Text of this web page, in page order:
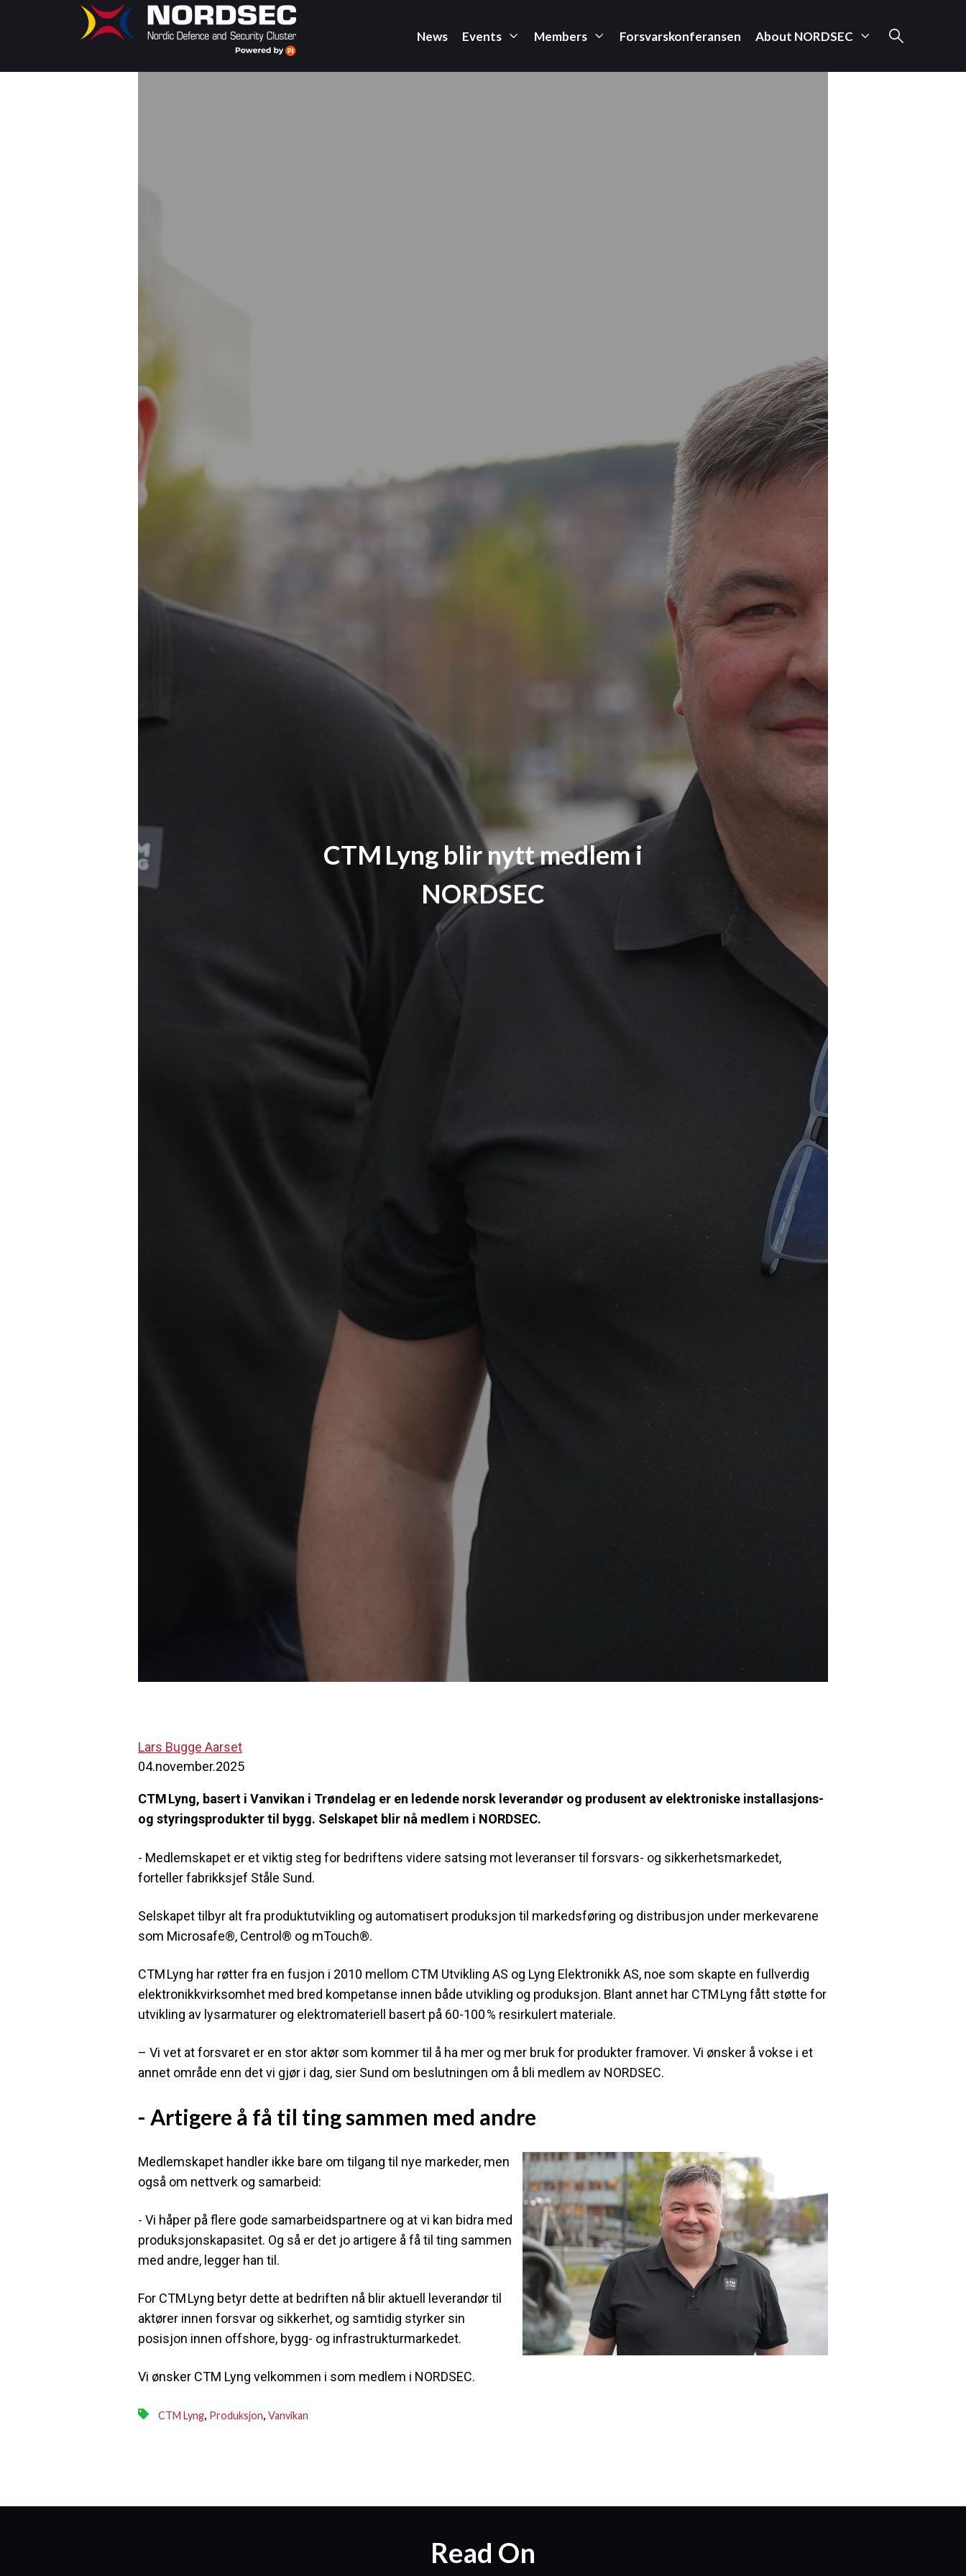
News Events Members Forsvarskonferansen About NORDSEC
CTM Lyng blir nytt medlem i
NORDSEC
Lars Bugge Aarset
04.november.2025
CTM Lyng, basert i Vanvikan i Trøndelag er en ledende norsk leverandør og produsent av elektroniske installasjons‑
og styringsprodukter til bygg. Selskapet blir nå medlem i NORDSEC.
- Medlemskapet er et viktig steg for bedriftens videre satsing mot leveranser til forsvars- og sikkerhetsmarkedet,
fortellerfabrikksjef Ståle Sund.
Selskapet tilbyr alt fra produktutvikling og automatisert produksjon til markedsføring og distribusjon under merkevarene
som Microsafe®, Centrol® og mTouch®.
CTM Lyng har røtter fra en fusjon i 2010 mellom CTM Utvikling AS og Lyng Elektronikk AS, noe som skapte en fullverdig
elektronikkvirksomhet med bred kompetanse innen både utvikling og produksjon. Blant annet har CTM Lyng fått støtte for
utvikling av lysarmaturer og elektromateriell basert på 60‑100 % resirkulert materiale.
– Vi vet at forsvaret er en stor aktør som kommer til å ha mer og mer bruk for produkter framover. Vi ønsker å vokse i et
annet område enn det vi gjør i dag, sier Sund om beslutningen om å bli medlem av NORDSEC.
- Artigere å få til ting sammen med andre
Medlemskapet handler ikke bare om tilgang til nye markeder, men
også om nettverk og samarbeid:
- Vi håper på flere gode samarbeidspartnere og at vi kan bidra med
produksjonskapasitet. Og så er det jo artigere å få til ting sammen
med andre, legger han til.
For CTM Lyng betyr dette at bedriften nå blir aktuell leverandør til
aktører innen forsvar og sikkerhet, og samtidig styrker sin
posisjon innen offshore, bygg‑ og infrastrukturmarkedet.
Vi ønsker CTM Lyng velkommen i som medlem i NORDSEC.
CTM Lyng, Produksjon, Vanvikan
Read On